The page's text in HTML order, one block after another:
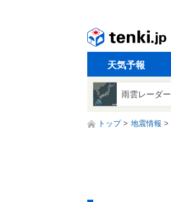
天気予報
雨雲レーダー
トップ 地震情報